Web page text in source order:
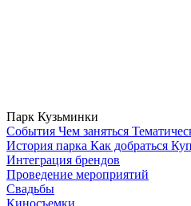
Парк Кузьминки
Cобытия Чем заняться
История парка Как добраться
Интеграция брендов
Проведение мероприятий
Свадьбы
Киносъемки